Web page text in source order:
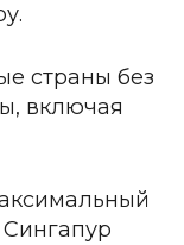
страны без
включая